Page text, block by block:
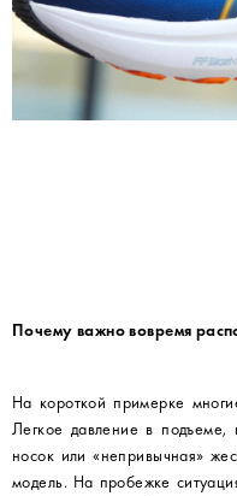
Почему важно вовремя
На короткой примерке
Легкое давление в подъеме,
носок или «непривычная»
модель. На пробежке